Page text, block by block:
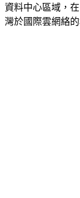
資料中心區域，
灣於國際雲網絡的